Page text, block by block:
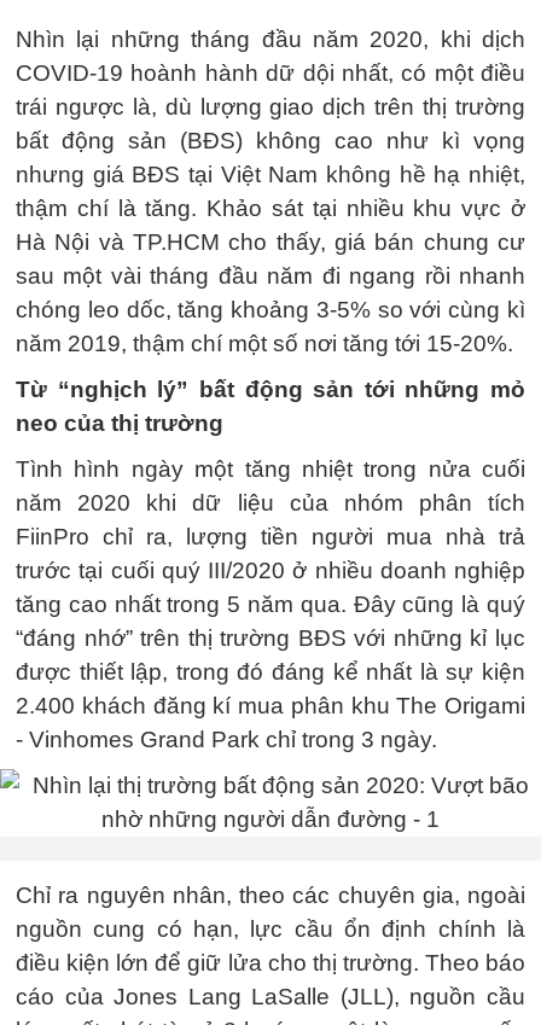
Nhìn lại những tháng đầu năm 2020, khi dịch
COVID-19 hoành hành dữ dội nhất, có một điều
trái ngược là, dù lượng giao dịch trên thị trường
bất động sản (BĐS) không cao như kì vọng
nhưng giá BĐS tại Việt Nam không hề hạ nhiệt,
thậm chí là tăng. Khảo sát tại nhiều khu vực ở
Hà Nội và TP.HCM cho thấy, giá bán chung cư
sau một vài tháng đầu năm đi ngang rồi nhanh
chóng leo dốc, tăng khoảng 3-5% so với cùng kì
năm 2019, thậm chí một số nơi tăng tới 15-20%.
Từ “nghịch lý” bất động sản tới những mỏ
neo của thị trường
Tình hình ngày một tăng nhiệt trong nửa cuối
năm 2020 khi dữ liệu của nhóm phân tích
FiinPro chỉ ra, lượng tiền người mua nhà trả
trước tại cuối quý III/2020 ở nhiều doanh nghiệp
tăng cao nhất trong 5 năm qua. Đây cũng là quý
“đáng nhớ” trên thị trường BĐS với những kỉ lục
được thiết lập, trong đó đáng kể nhất là sự kiện
2.400 khách đăng kí mua phân khu The Origami
- Vinhomes Grand Park chỉ trong 3 ngày.
Chỉ ra nguyên nhân, theo các chuyên gia, ngoài
nguồn cung có hạn, lực cầu ổn định chính là
điều kiện lớn để giữ lửa cho thị trường. Theo báo
cáo của Jones Lang LaSalle (JLL), nguồn cầu